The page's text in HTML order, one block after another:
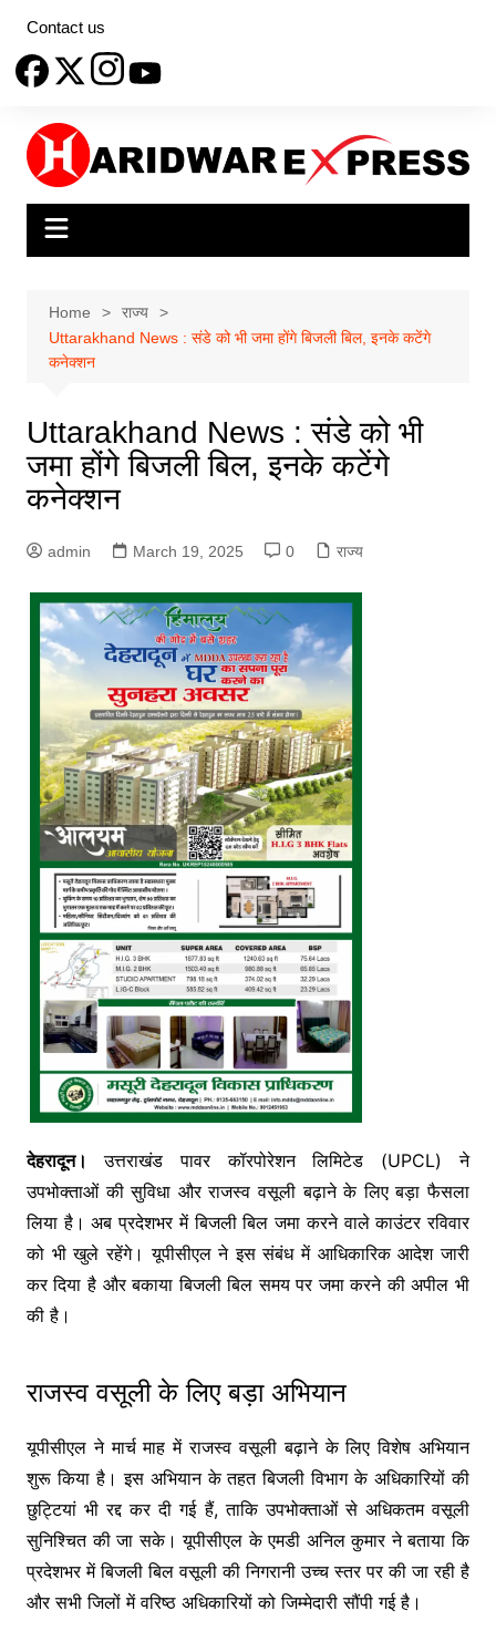
content
Contact us
Home
राज्य
Uttarakhand News : संडे को भी जमा होंगे बिजली बिल, इनके कटेंगे
कनेक्शन
Uttarakhand News : संडे को भी
जमा होंगे बिजली बिल, इनके कटेंगे
कनेक्शन
admin March 19, 2025 0 राज्य
देहरादून।उत्तराखंड पावर कॉरपोरेशन लिमिटेड (UPCL) ने
उपभोक्ताओं की सुविधा और राजस्व वसूली बढ़ाने के लिए बड़ा फैसला
लिया है। अब प्रदेशभर में बिजली बिल जमा करने वाले काउंटर रविवार
को भी खुले रहेंगे। यूपीसीएल ने इस संबंध में आधिकारिक आदेश जारी
कर दिया है और बकाया बिजली बिल समय पर जमा करने की अपील भी
की है।
राजस्व वसूली के लिए बड़ा अभियान
यूपीसीएल ने मार्च माह में राजस्व वसूली बढ़ाने के लिए विशेष अभियान
शुरू किया है। इस अभियान के तहत बिजली विभाग के अधिकारियों की
छुट्टियां भी रद्द कर दी गई हैं, ताकि उपभोक्ताओं से अधिकतम वसूली
सुनिश्चित की जा सके। यूपीसीएल के एमडी अनिल कुमार ने बताया कि
प्रदेशभर में बिजली बिल वसूली की निगरानी उच्च स्तर पर की जा रही है
और सभी जिलों में वरिष्ठ अधिकारियों को जिम्मेदारी सौंपी गई है।